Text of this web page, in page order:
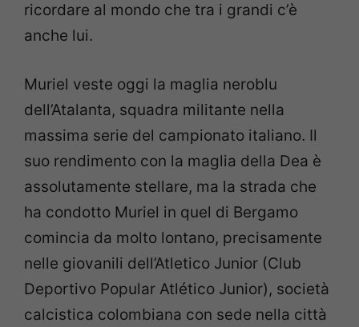
ricordare al mondo che tra i grandi c’è
anche lui.
Muriel veste oggi la maglia neroblu
dell’Atalanta, squadra militante nella
massima serie del campionato italiano. Il
suo rendimento con la maglia della Dea è
assolutamente stellare, ma la strada che
ha condotto Muriel in quel di Bergamo
comincia da molto lontano, precisamente
nelle giovanili dell’Atletico Junior (Club
Deportivo Popular Atlético Junior), società
calcistica colombiana con sede nella città